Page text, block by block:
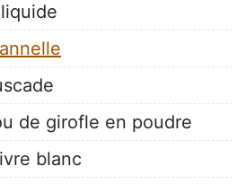
de girofle en poudre
blanc